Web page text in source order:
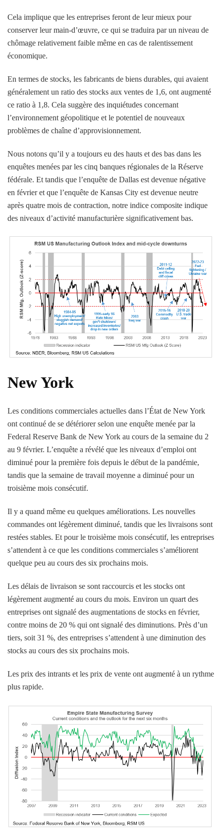
Cela implique que les entreprises feront de leur mieux pour
conserver leur main-d’œuvre, ce qui se traduira par un niveau de
chômage relativement faible même en cas de ralentissement
économique.
En termes de stocks, les fabricants de biens durables, qui avaient
généralement un ratio des stocks aux ventes de 1,6, ont augmenté
ce ratio à 1,8. Cela suggère des inquiétudes concernant
l’environnement géopolitique et le potentiel de nouveaux
problèmes de chaîne d’approvisionnement.
Nous notons qu’il y a toujours eu des hauts et des bas dans les
enquêtes menées par les cinq banques régionales de la Réserve
fédérale. Et tandis que l’enquête de Dallas est devenue négative
en février et que l’enquête de Kansas City est devenue neutre
après quatre mois de contraction, notre indice composite indique
des niveaux d’activité manufacturière significativement bas.
New York
Les conditions commerciales actuelles dans l’État de New York
ont ​​​​continué de se détériorer selon une enquête menée par la
Federal Reserve Bank de New York au cours de la semaine du 2
au 9 février. L’enquête a révélé que les niveaux d’emploi ont
diminué pour la première fois depuis le début de la pandémie,
tandis que la semaine de travail moyenne a diminué pour un
troisième mois consécutif.
Il y a quand même eu quelques améliorations. Les nouvelles
commandes ont légèrement diminué, tandis que les livraisons sont
restées stables. Et pour le troisième mois consécutif, les entreprises
s’attendent à ce que les conditions commerciales s’améliorent
quelque peu au cours des six prochains mois.
Les délais de livraison se sont raccourcis et les stocks ont
légèrement augmenté au cours du mois. Environ un quart des
entreprises ont signalé des augmentations de stocks en février,
contre moins de 20 % qui ont signalé des diminutions. Près d’un
tiers, soit 31 %, des entreprises s’attendent à une diminution des
stocks au cours des six prochains mois.
Les prix des intrants et les prix de vente ont augmenté à un rythme
plus rapide.